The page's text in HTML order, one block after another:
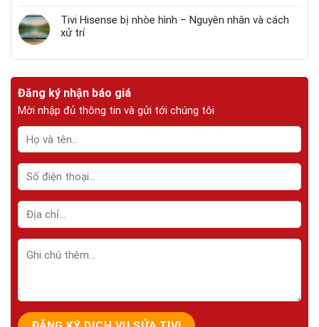
Tivi Hisense bị nhòe hình – Nguyên nhân và cách
xử trí
Đăng ký nhận báo giá
Mời nhập đủ thông tin và gửi tới chúng tôi